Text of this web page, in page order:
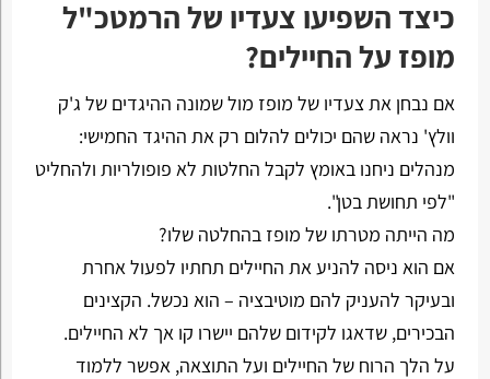
כיצד השפיעו צעדיו של הרמטכ"ל
מופז על החיילים?
אם נבחן את צעדיו של מופז מול שמונה ההיגדים של ג'ק
וולץ' נראה שהם יכולים להלום רק את ההיגד החמישי:
מנהלים ניחנו באומץ לקבל החלטות לא פופולריות ולהחליט
"לפי תחושת בטן".
מה הייתה מטרתו של מופז בהחלטה שלו?
אם הוא ניסה להניע את החיילים תחתיו לפעול אחרת
ובעיקר להעניק להם מוטיבציה – הוא נכשל. הקצינים
הבכירים, שדאגו לקידום שלהם יישרו קו אך לא החיילים.
על הלך הרוח של החיילים ועל התוצאה, אפשר ללמוד